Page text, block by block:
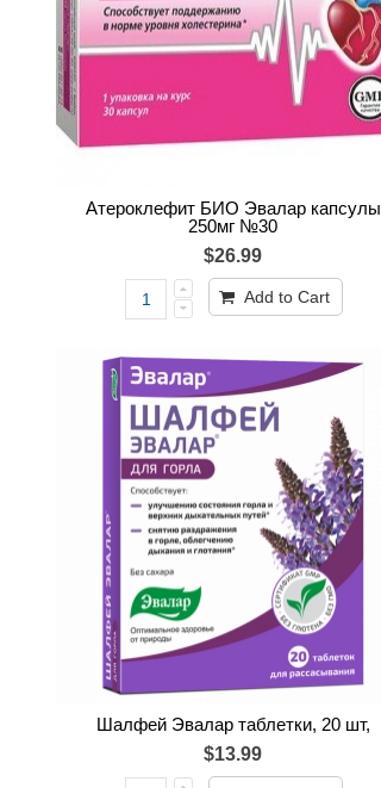
Атероклефит БИО Эвалар капсулы
250мг №30
$26.99
Add to Cart
Шалфей Эвалар таблетки, 20 шт,
$13.99